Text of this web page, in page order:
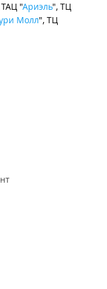
ТАЦ "Ариэль", ТЦ
Молл", ТЦ